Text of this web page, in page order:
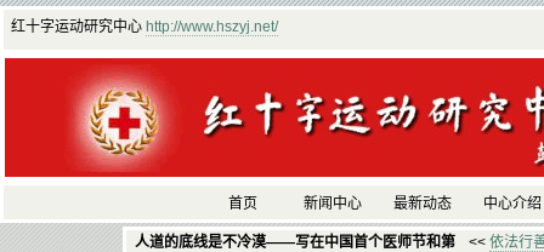
红十字运动研究中心 http://www.hszyj.net/
首页 新闻中心 最新动态 中心介绍
人道的底线是不冷漠——写在中国首个医师节和第
<< 依法行